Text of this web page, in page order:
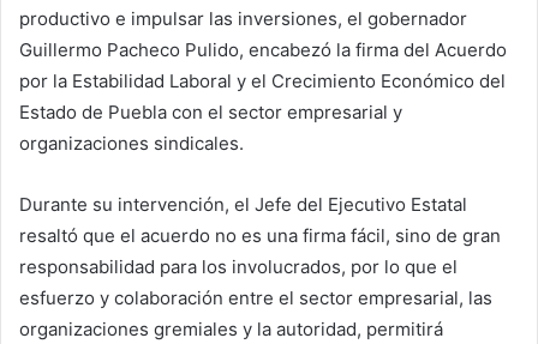
productivo e impulsar las inversiones, el gobernador
Guillermo Pacheco Pulido, encabezó la firma del Acuerdo
por la Estabilidad Laboral y el Crecimiento Económico del
Estado de Puebla con el sector empresarial y
organizaciones sindicales.
Durante su intervención, el Jefe del Ejecutivo Estatal
resaltó que el acuerdo no es una firma fácil, sino de gran
responsabilidad para los involucrados, por lo que el
esfuerzo y colaboración entre el sector empresarial, las
organizaciones gremiales y la autoridad, permitirá